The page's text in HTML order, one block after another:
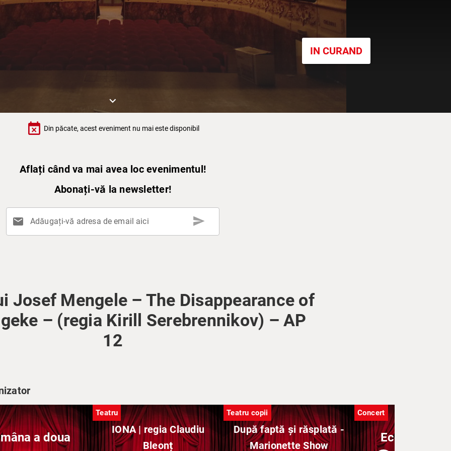
IN CURAND
keyboard_arrow_down
event_busy Din păcate, acest eveniment nu mai este disponibil
Aflați când va mai avea loc evenimentul!
Abonați-vă la newsletter!
mail Adăugați-vă adresa de email aici send
Josef Mengele – The Disappearance of
– (regia Kirill Serebrennikov) – AP
12
a doua
Teatru
IONA | regia Claudiu
Bleonț
Teatru copii
După faptă și răsplată -
Marionette Show
Concert
Ecouri de